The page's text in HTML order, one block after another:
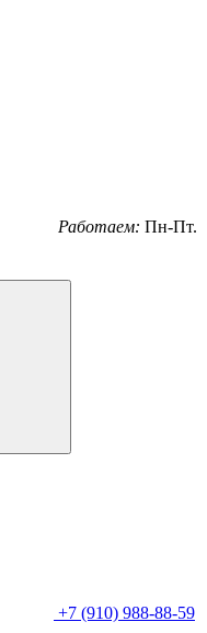
Работаем: Пн-Пт.
+7 (910) 988-88-59